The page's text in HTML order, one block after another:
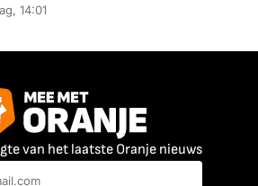
14:01
van het laatste Oranje nieuws